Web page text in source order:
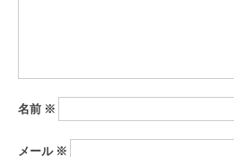
名前 ※
メール ※